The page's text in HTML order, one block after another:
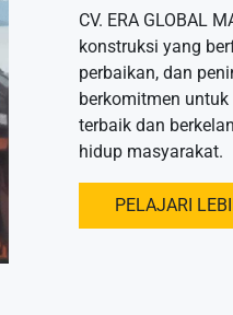
CV. ERA GLOBAL
konstruksi yang
perbaikan, dan
berkomitmen
terbaik dan
hidup masyarakat.
PELAJARI